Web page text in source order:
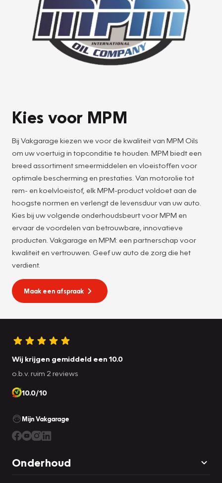
Kies voor MPM
Bij Vakgarage kiezen we voor de kwaliteit van MPM Oils
om uw voertuig in topconditie te houden. MPM biedt een
breed assortiment smeermiddelen en vloeistoffen voor
optimale bescherming en prestaties. Van motorolie tot
rem- en koelvloeistof, elk MPM-product voldoet aan de
hoogste normen en verlengt de levensduur van uw auto.
Kies bij uw volgende onderhoudsbeurt voor MPM en
ervaar de voordelen van betrouwbare, innovatieve
producten. Vakgarage en MPM: een partnerschap voor
kwaliteit en vertrouwen. Geef uw auto de zorg die het
verdient.
Maak een afspraak
Wij krijgen gemiddeld een 10.0
o.b.v. ruim 2 reviews
10.0/10
Mijn Vakgarage
Onderhoud